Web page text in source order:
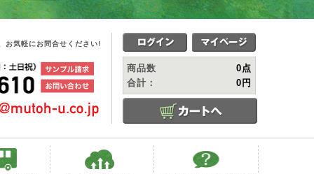
お気軽にお問合せください!
商品数
0点
合計：
0円